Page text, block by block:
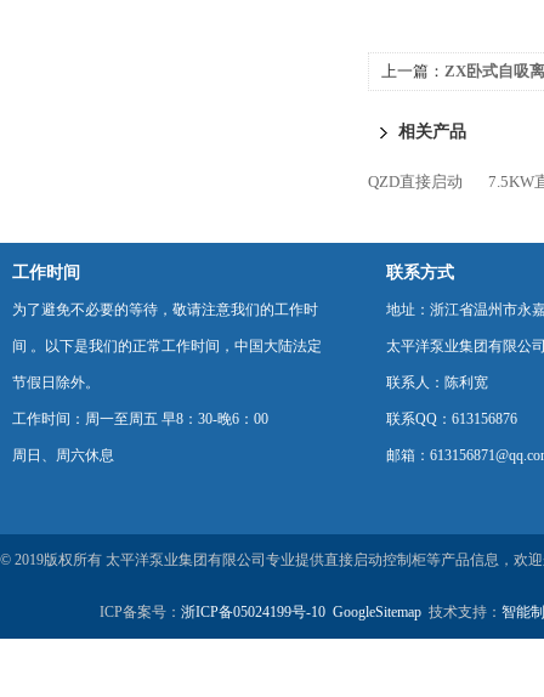
上一篇： ZX卧式自吸
相关产品
QZD直接启动 7.5KW
工作时间
为了避免不必要的等待，敬请注意我们的工作时
间 。以下是我们的正常工作时间，中国大陆法定
节假日除外。
工作时间：周一至周五 早8：30-晚6：00
周日、周六休息
联系方式
地址：浙江省温州市永
太平洋泵业集团有限公
联系人：陈利宽
联系QQ：613156876
邮箱：
© 2019版权所有 太平洋泵业集团有限公司专业提供直接启动控制柜等产品信息，欢
ICP备案号： 浙ICP备05024199号-10 GoogleSitemap 技术支持： 智能